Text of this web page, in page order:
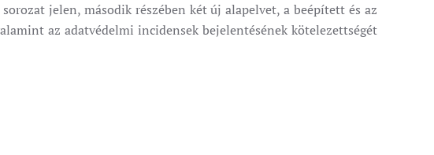
jelen, második részében két új alapelvet, a beépített és az
az adatvédelmi incidensek bejelentésének kötelezettségét